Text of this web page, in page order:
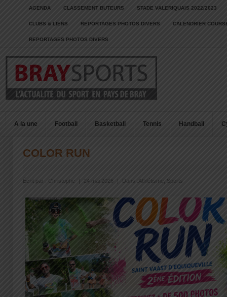
AGENDA CLASSEMENT BUTEURS STADE VALERIQUAIS 2022/2023
CLUBS & LIENS REPORTAGES PHOTOS DIVERS CALENDRIER
REPORTAGES PHOTOS DIVERS
A la une Football Basketball Tennis Handball
COLOR RUN
Écrit par : Christophe 24 mai 2026 Dans :Athlétisme Sports